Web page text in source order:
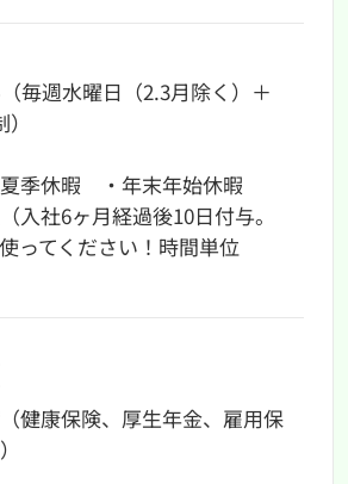
毎週水曜日（2.3月除く）＋
季休暇 ‧年末年始休暇
入社6ヶ月経過後10日付与。
ってください！時間単位
健康保険、厚⽣年⾦、雇⽤保